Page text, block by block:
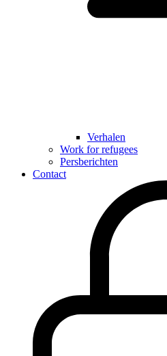
Verhalen
Work for refugees
Persberichten
Contact